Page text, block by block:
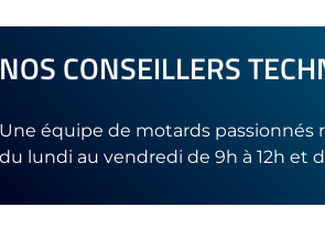
NOS CONSEILLERS
Une équipe de motards passionnés
du lundi au vendredi de 9h à 12h et